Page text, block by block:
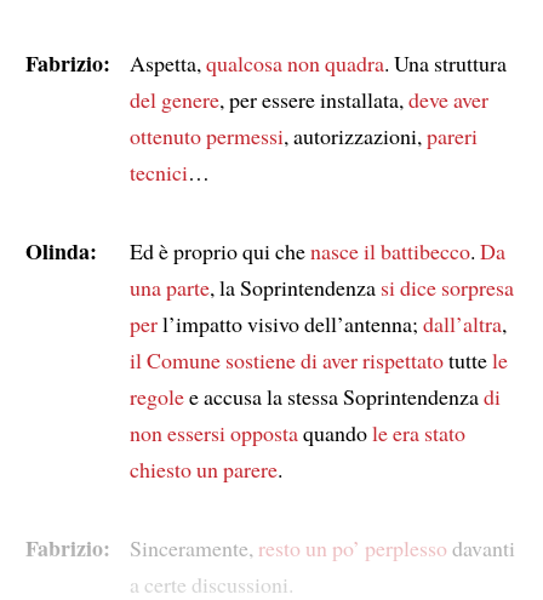
Fabrizio: Aspetta, qualcosa non quadra. Una struttura
del genere, per essere installata, deve aver
ottenutopermessi, autorizzazioni, pareri
tecnici…
Olinda: Ed è proprio qui chenasce il battibecco. Da
una parte, la Soprintendenza si dice sorpresa
perl’impatto visivo dell’antenna; dall’altra,
il Comune sostiene di aver rispettatotuttele
regolee accusa la stessa Soprintendenzadi
non essersi oppostaquandole era stato
chiesto un parere.
Fabrizio: Sinceramente, resto un po’ perplesso davanti
a certe discussioni.